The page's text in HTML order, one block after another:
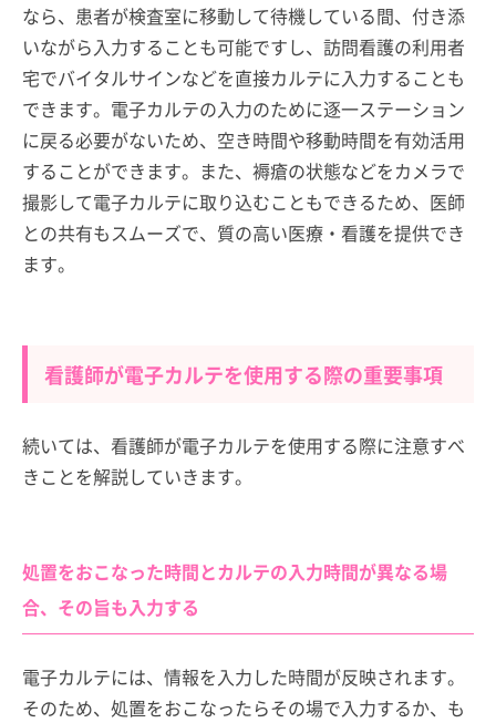
なら、患者が検査室に移動して待機している間、付き添
いながら入力することも可能ですし、訪問看護の利用者
宅でバイタルサインなどを直接カルテに入力することも
できます。電子カルテの入力のために逐一ステーション
に戻る必要がないため、空き時間や移動時間を有効活用
することができます。また、褥瘡の状態などをカメラで
撮影して電子カルテに取り込むこともできるため、医師
との共有もスムーズで、質の高い医療・看護を提供でき
ます。
看護師が電子カルテを使用する際の重要事項
続いては、看護師が電子カルテを使用する際に注意すべ
きことを解説していきます。
処置をおこなった時間とカルテの入力時間が異なる場
合、その旨も入力する
電子カルテには、情報を入力した時間が反映されます。
そのため、処置をおこなったらその場で入力するか、も